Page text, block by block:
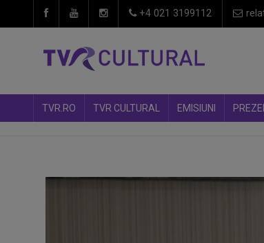
+4 021 3199112
TVR.RO TVR CULTURAL EMISIUNI